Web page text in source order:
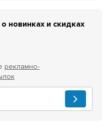
новинках и скидках
рекламно-